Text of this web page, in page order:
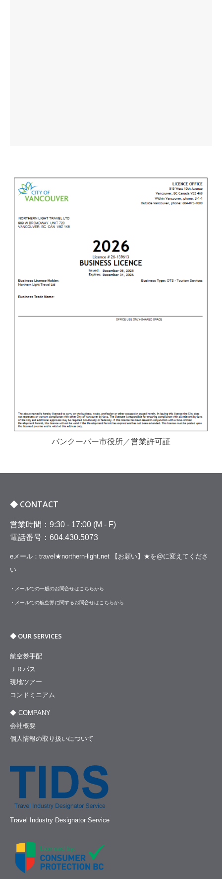
バンクーバー市役所／営業許可証
◆ CONTACT
営業時間：9:30 - 17:00 (M - F)
電話番号：604.430.5073
eメール：travel★northern-light.net
【お願い】★を@に変えてくださ
い
・メールでの一般のお問合せは こちらから
・メールでの航空券に関するお問合せは こちらから
◆ OUR SERVICES
航空券手配
ＪＲパス
現地ツアー
コンドミニアム
◆ COMPANY
会社概要
個人情報の取り扱いについて
Travel Industry Designator Service